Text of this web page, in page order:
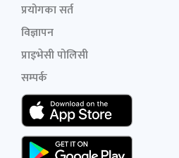
प्रयोगका सर्त
विज्ञापन
प्राइभेसी पोलिसी
सम्पर्क